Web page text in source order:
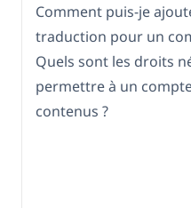
Comment puis-je
traduction pour un
Quels sont les droits
permettre à un
contenus ?